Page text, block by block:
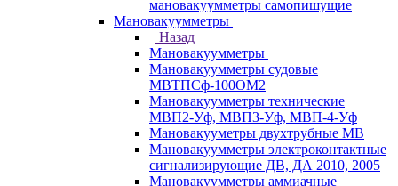
мановакуумметры самопишущие
Мановакуумметры
Назад
Мановакуумметры
Мановакуумметры судовые
МВТПСф-100ОМ2
Мановакуумметры технические
МВП2-Уф, МВП3-Уф, МВП-4-Уф
Мановакууметры двухтрубные МВ
Мановакуумметры электроконтактные
сигнализирующие ДВ, ДА 2010, 2005
Мановакуумметры аммиачные